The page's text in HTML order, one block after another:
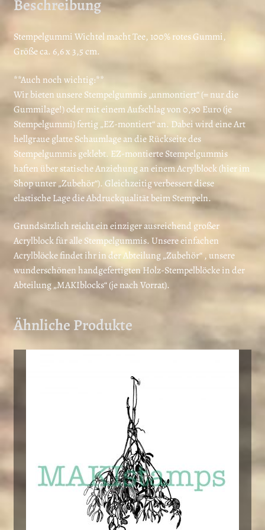
Beschreibung
Stempelgummi Wichtel macht Tee, 100% rotes Gummi,
Größe ca. 6,6 x 3,5 cm.
**Auch noch wichtig:**
Wir bieten unsere Stempelgummis „unmontiert“ (= nur die
Gummilage!) oder mit einem Aufschlag von 0,90 Euro (je
Stempelgummi) fertig „EZ-montiert“ an. Dabei wird eine Art
hellgraue glatte Schaumlage an die Rückseite des
Stempelgummis geklebt. EZ-montierte Stempelgummis
haften über statische Anziehung an einem Acrylblock (hier im
Shop unter „Zubehör“). Gleichzeitig verbessert diese
elastische Lage die Abdruckqualität beim Stempeln.
Grundsätzlich reicht ein einziger ausreichend großer
Acrylblock für alle Stempelgummis. Unsere einfachen
Acrylblöcke findet ihr in der Abteilung „Zubehör“ , unsere
wunderschönen handgefertigten Holz-Stempelblöcke in der
Abteilung „MAKIblocks“ (je nach Vorrat).
Ähnliche Produkte